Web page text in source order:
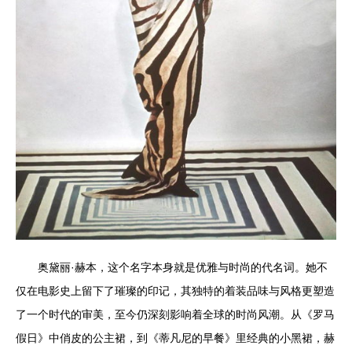
奥黛丽·赫本，这个名字本身就是优雅与时尚的代名词。她不
仅在电影史上留下了璀璨的印记，其独特的着装品味与风格更塑造
了一个时代的审美，至今仍深刻影响着全球的时尚风潮。从《罗马
假日》中俏皮的公主裙，到《蒂凡尼的早餐》里经典的小黑裙，赫